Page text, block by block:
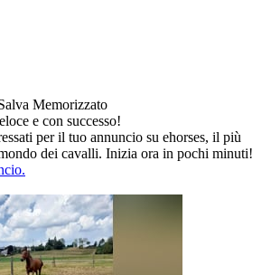
Memorizzato
e con successo!
per il tuo annuncio su ehorses, il più
dei cavalli. Inizia ora in pochi minuti!